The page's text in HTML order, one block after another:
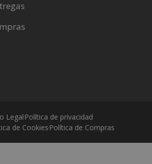
LegalPolítica de privacidad
de CookiesPolítica de Compras